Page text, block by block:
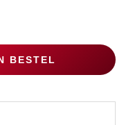
BESTEL